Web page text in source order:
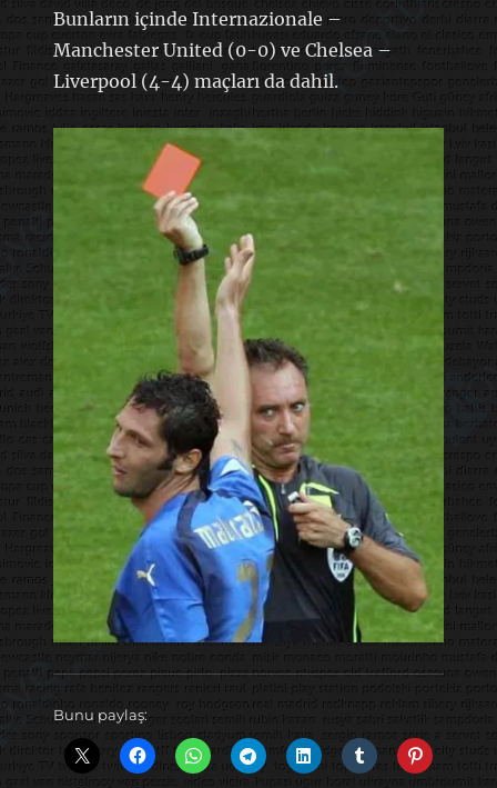
Bunların içinde Internazionale –
Manchester United (0-0) ve Chelsea –
Liverpool (4-4) maçları da dahil.
Bunu paylaş: